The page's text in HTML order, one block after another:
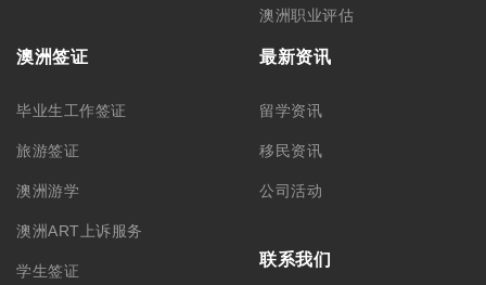
澳洲职业评估
澳洲签证
毕业生工作签证
旅游签证
澳洲游学
澳洲ART上诉服务
学生签证
最新资讯
留学资讯
移民资讯
公司活动
联系我们